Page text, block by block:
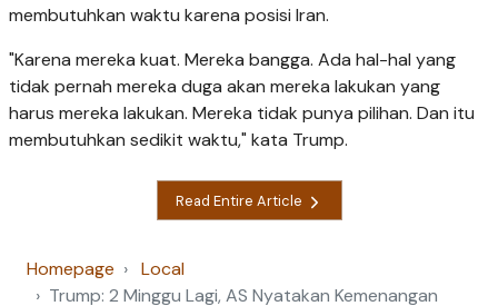
membutuhkan waktu karena posisi Iran.
"Karena mereka kuat. Mereka bangga. Ada hal-hal yang
tidak pernah mereka duga akan mereka lakukan yang
harus mereka lakukan. Mereka tidak punya pilihan. Dan itu
membutuhkan sedikit waktu," kata Trump.
Read Entire Article
Homepage
Local
Trump: 2 Minggu Lagi, AS Nyatakan Kemenangan